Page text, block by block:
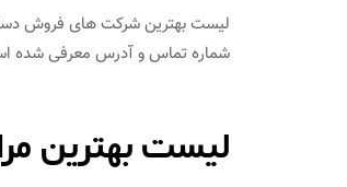
لیست بهترین شرکت های فروش
شماره تماس و آدرس معرفی شده
لیست بهترین